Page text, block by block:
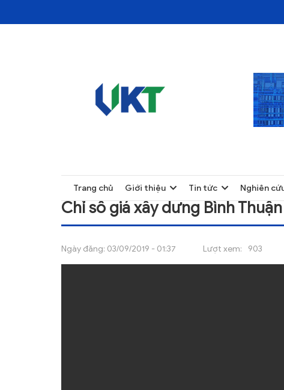
NGHIÊN CỨU
Trang chủ Giới thiệu Tin tức Nghiên
Chỉ số giá xây dưng Bình
Ngày đăng: 03/09/2019 - 01:37 Lượt xem: 903